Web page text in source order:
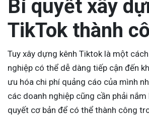
Bí quyết xây
TikTok thành
Tuy xây dựng kênh Tiktok là một
nghiệp có thể dễ dàng tiếp cận đến
ưu hóa chi phí quảng cáo của mình
các doanh nghiệp cũng cần phải
quyết cơ bản để có thể thành công